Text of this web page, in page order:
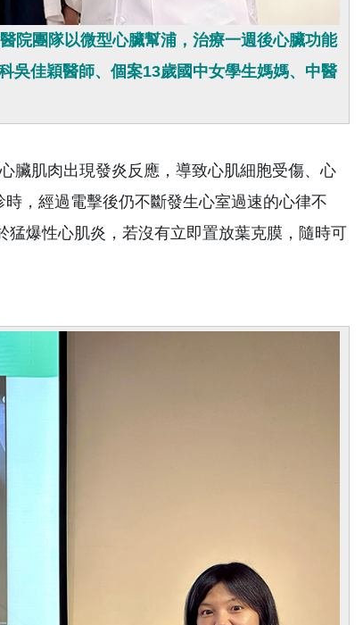
院團隊以微型心臟幫浦，治療一週後心臟功能
吳佳穎醫師、個案13歲國中女學生媽媽、中醫
肌肉出現發炎反應，導致心肌細胞受傷、心
，經過電擊後仍不斷發生心室過速的心律不
爆性心肌炎，若沒有立即置放葉克膜，隨時可